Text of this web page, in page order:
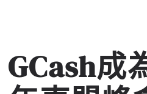
GCash成